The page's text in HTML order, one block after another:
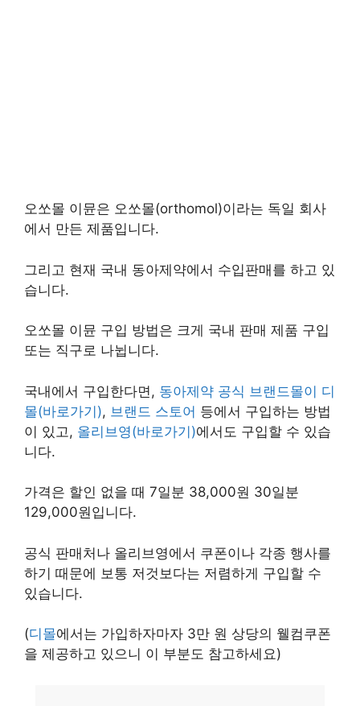
오쏘몰 이뮨은 오쏘몰(orthomol)이라는 독일 회사
에서 만든 제품입니다.
그리고 현재 국내 동아제약에서 수입판매를 하고 있
습니다.
오쏘몰 이뮨 구입 방법은 크게 국내 판매 제품 구입
또는 직구로 나뉩니다.
국내에서 구입한다면, 동아제약 공식 브랜드몰이 디
몰(바로가기), 브랜드 스토어 등에서 구입하는 방법
이 있고, 올리브영(바로가기)에서도 구입할 수 있습
니다.
가격은 할인 없을 때 7일분 38,000원 30일분
129,000원입니다.
공식 판매처나 올리브영에서 쿠폰이나 각종 행사를
하기 때문에 보통 저것보다는 저렴하게 구입할 수
있습니다.
(디몰에서는 가입하자마자 3만 원 상당의 웰컴쿠폰
을 제공하고 있으니 이 부분도 참고하세요)